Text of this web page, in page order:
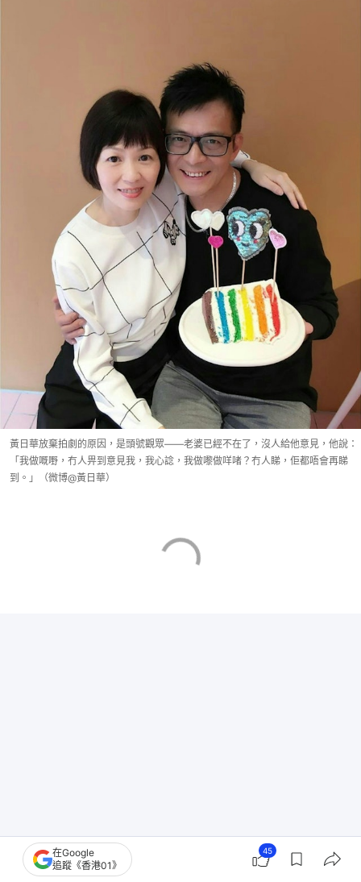
黃日華放棄拍劇的原因，是頭號觀眾——老婆已經不在了，沒人給他意見，他說：
「我做嘅嘢，冇人畀到意見我，我心諗，我做嚟做咩啫？冇人睇，佢都唔會再睇
到。」（微博@黃日華）
蜘蛛俠｜陳凱琳帶3子睇戲遭公審 目擊者還原真
在Google
追蹤《香港01》
45